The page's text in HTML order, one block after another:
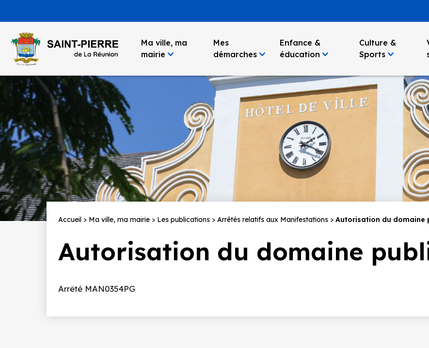
Ma ville, ma
mairie
Mes
démarches
Enfance &
éducation
Culture &
Sports
Fil
d'Ariane
Accueil Ma ville, ma mairie Les publications Arrêtés relatifs aux Manifestations Autorisation du domaine
Autorisation du domaine
Introduction
Arrêté MAN0354PG